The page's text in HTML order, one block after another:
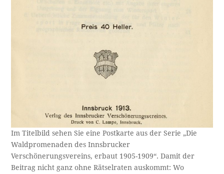
Im Titelbild sehen Sie eine Postkarte aus der Serie „Die
Waldpromenaden des Innsbrucker
Verschönerungsvereins, erbaut 1905-1909“. Damit der
Beitrag nicht ganz ohne Rätselraten auskommt: Wo